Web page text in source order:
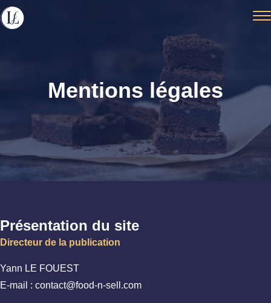
Mentions légales
Présentation du site
Directeur de la publication
Yann LE FOUEST
E-mail : contact@food-n-sell.com